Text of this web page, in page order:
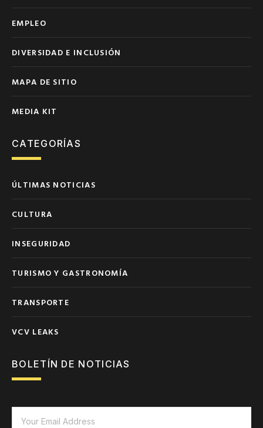
EMPLEO
DIVERSIDAD E INCLUSIÓN
MAPA DE SITIO
MEDIA KIT
CATEGORÍAS
ÚLTIMAS NOTICIAS
CULTURA
INSEGURIDAD
TURISMO Y GASTRONOMÍA
TRANSPORTE
VCV LEAKS
BOLETÍN DE NOTICIAS